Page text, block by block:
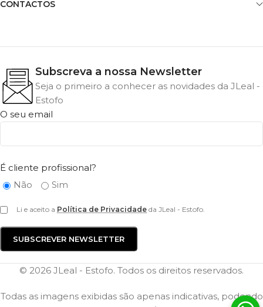
CONTACTOS
Subscreva a nossa Newsletter
Seja o primeiro a conhecer as novidades da JLeal -
Estofo
O seu email
É cliente profissional?
Não
Sim
Li e aceito a Política de Privacidade da JLeal - Estofo.
© 2026 JLeal - Estofo. Todos os direitos reservados.
Todas as imagens exibidas são apenas indicativas, podendo